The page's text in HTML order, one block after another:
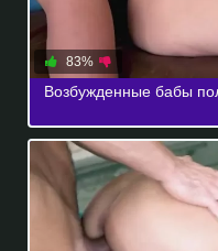
83%
Возбужденные бабы